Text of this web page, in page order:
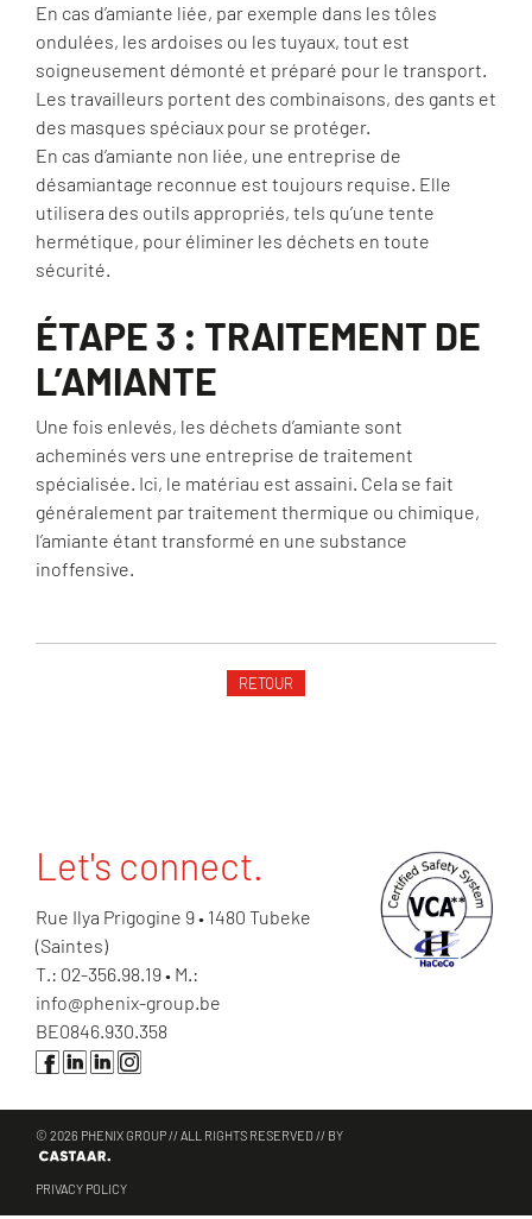
En cas d’amiante liée, par exemple dans les tôles
ondulées, les ardoises ou les tuyaux, tout est
soigneusement démonté et préparé pour le transport.
Les travailleurs portent des combinaisons, des gants et
des masques spéciaux pour se protéger.
En cas d’amiante non liée, une entreprise de
désamiantage reconnue est toujours requise. Elle
utilisera des outils appropriés, tels qu’une tente
hermétique, pour éliminer les déchets en toute
sécurité.
ÉTAPE 3 : TRAITEMENT DE
L’AMIANTE
Une fois enlevés, les déchets d’amiante sont
acheminés vers une entreprise de traitement
spécialisée. Ici, le matériau est assaini. Cela se fait
généralement par traitement thermique ou chimique,
l’amiante étant transformé en une substance
inoffensive.
RETOUR
Let's connect.
Rue Ilya Prigogine 9 • 1480 Tubeke
(Saintes)
T.: 02-356.98.19• M.:
info@phenix-group.be
BE0846.930.358
© 2026 PHENIX GROUP // ALL RIGHTS RESERVED // BY
PRIVACY POLICY